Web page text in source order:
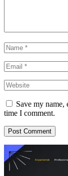
Save my
time I comment.